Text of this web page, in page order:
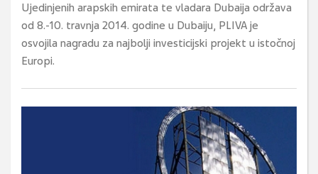
Ujedinjenih arapskih emirata te vladara Dubaija održava
od 8.-10. travnja 2014. godine u Dubaiju, PLIVA je
osvojila nagradu za najbolji investicijski projekt u istočnoj
Europi.